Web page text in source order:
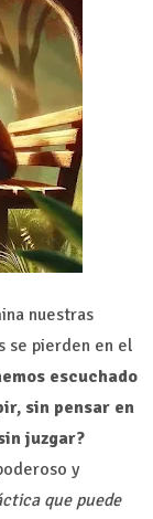
nuestras
se pierden en el
escuchado
sin pensar en
juzgar?
y
que puede